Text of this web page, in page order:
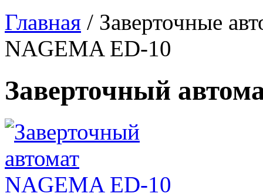
Главная / Заверточные
NAGEMA ED-10
Заверточный